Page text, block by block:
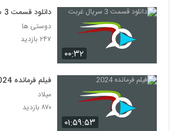
۰۰:۳۲
دانلود قسمت 3 سریال غربت
دوستی ها
۲۴۷ بازدید
۰۱:۵۹:۵۳
فیلم فرمانده 2024
میلاد
۸۷۰ بازدید